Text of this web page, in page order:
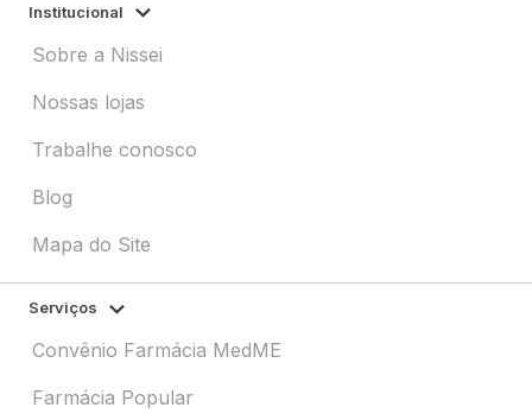
Institucional
Sobre a Nissei
Nossas lojas
Trabalhe conosco
Blog
Mapa do Site
Serviços
Convênio Farmácia MedME
Farmácia Popular